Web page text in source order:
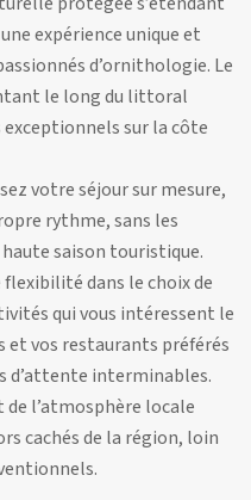
expérience unique et
d’ornithologie. Le
le long du littoral
sur la côte
votre séjour sur mesure,
rythme, sans les
saison touristique.
flexibilité dans le choix de
qui vous intéressent le
et vos restaurants préférés
d’attente interminables.
l’atmosphère locale
cachés de la région, loin